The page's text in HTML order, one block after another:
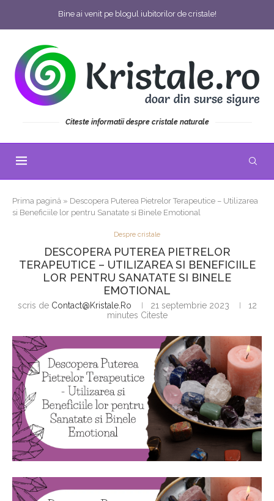
Bine ai venit pe blogul iubitorilor de cristale!
Citeste informatii despre cristale naturale
Prima pagină » Descopera Puterea Pietrelor Terapeutice – Utilizarea
si Beneficiile lor pentru Sanatate si Binele Emotional
Despre cristale
DESCOPERA PUTEREA PIETRELOR
TERAPEUTICE – UTILIZAREA SI BENEFICIILE
LOR PENTRU SANATATE SI BINELE
EMOTIONAL
scris de Contact@kristale.ro 21 septembrie 2023
12
minutes Citeste